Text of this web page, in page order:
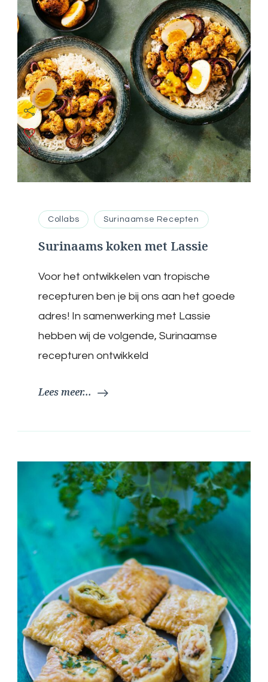
Collabs Surinaamse Recepten
Surinaams koken met Lassie
1
Voor het ontwikkelen van tropische
recepturen ben je bij ons aan het goede
adres! In samenwerking met Lassie
hebben wij de volgende, Surinaamse
recepturen ontwikkeld
Lees meer...